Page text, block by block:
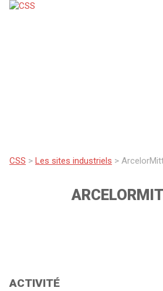
CSS > Les sites industriels >
ACTIVITÉ